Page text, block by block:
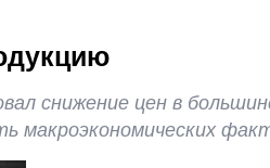
снижение цен в
макроэкономических